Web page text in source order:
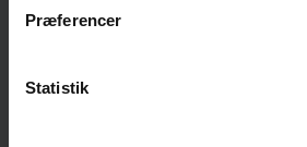
Præferencer
Statistik